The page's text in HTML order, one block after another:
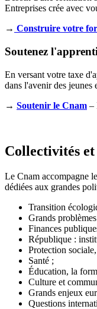
Entreprises crée avec
→ Construire votre
Soutenez
En versant votre taxe
dans l'avenir des jeunes
→ Soutenir le Cnam –
Collectivités
Le Cnam accompagne
dédiées aux grandes
Transition
Grands
Finances
République :
Protection
Santé ;
Éducation, la
Culture et
Grands enjeux
Questions